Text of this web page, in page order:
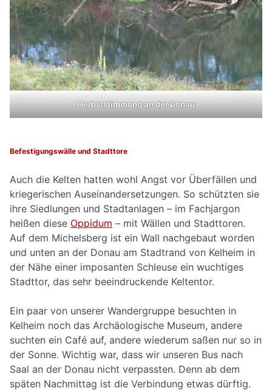
Herbststimmung an der Donau
Befestigungswälle und Stadttore
Auch die Kelten hatten wohl Angst vor Überfällen und
kriegerischen Auseinandersetzungen. So schützten sie
ihre Siedlungen und Stadtanlagen – im Fachjargon
heißen diese Oppidum – mit Wällen und Stadttoren.
Auf dem Michelsberg ist ein Wall nachgebaut worden
und unten an der Donau am Stadtrand von Kelheim in
der Nähe einer imposanten Schleuse ein wuchtiges
Stadttor, das sehr beeindruckende Keltentor.
Ein paar von unserer Wandergruppe besuchten in
Kelheim noch das Archäologische Museum, andere
suchten ein Café auf, andere wiederum saßen nur so in
der Sonne. Wichtig war, dass wir unseren Bus nach
Saal an der Donau nicht verpassten. Denn ab dem
späten Nachmittag ist die Verbindung etwas dürftig.